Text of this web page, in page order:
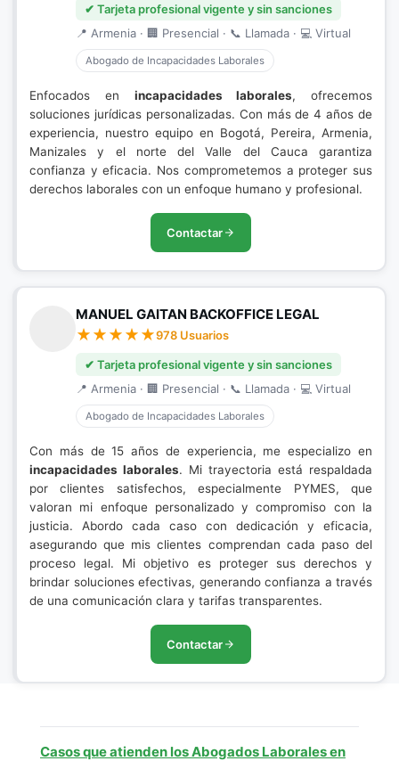
✔ Tarjeta profesional vigente y sin sanciones
📍 Armenia · 🏢 Presencial · 📞 Llamada · 💻 Virtual
Abogado de Incapacidades Laborales
Enfocados en incapacidades laborales, ofrecemos
soluciones jurídicas personalizadas. Con más de 4 años de
experiencia, nuestro equipo en Bogotá, Pereira, Armenia,
Manizales y el norte del Valle del Cauca garantiza
confianza y eficacia. Nos comprometemos a proteger sus
derechos laborales con un enfoque humano y profesional.
Contactar
MANUEL GAITAN BACKOFFICE LEGAL
978 Usuarios
✔ Tarjeta profesional vigente y sin sanciones
📍 Armenia · 🏢 Presencial · 📞 Llamada · 💻 Virtual
Abogado de Incapacidades Laborales
Con más de 15 años de experiencia, me especializo en
incapacidades laborales. Mi trayectoria está respaldada
por clientes satisfechos, especialmente PYMES, que
valoran mi enfoque personalizado y compromiso con la
justicia. Abordo cada caso con dedicación y eficacia,
asegurando que mis clientes comprendan cada paso del
proceso legal. Mi objetivo es proteger sus derechos y
brindar soluciones efectivas, generando confianza a través
de una comunicación clara y tarifas transparentes.
Contactar
Casos que atienden los Abogados Laborales en